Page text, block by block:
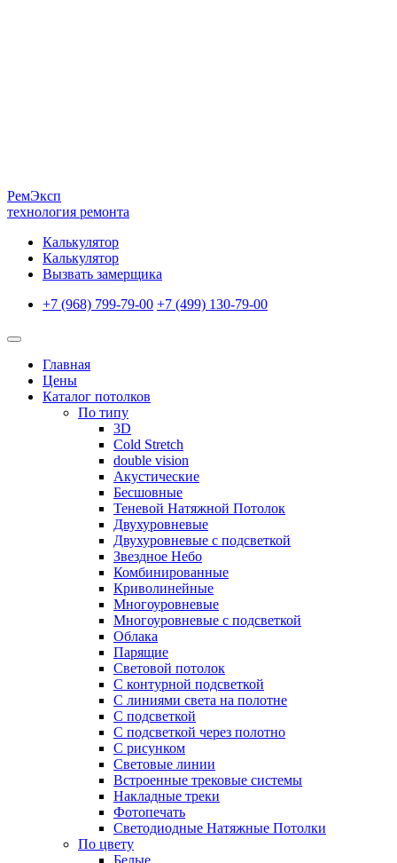
РемЭксп
технология ремонта
Калькулятор
Калькулятор
Вызвать замерщика
+7 (968) 799-79-00 +7 (499) 130-79-00
Главная
Цены
Каталог потолков
По типу
3D
Cold Stretch
double vision
Акустические
Бесшовные
Теневой Натяжной Потолок
Двухуровневые
Двухуровневые с подсветкой
Звездное Небо
Комбинированные
Криволинейные
Многоуровневые
Многоуровневые с подсветкой
Облака
Парящие
Световой потолок
С контурной подсветкой
С линиями света на полотне
С подсветкой
С подсветкой через полотно
С рисунком
Световые линии
Встроенные трековые системы
Накладные треки
Фотопечать
Светодиодные Натяжные Потолки
По цвету
Белые